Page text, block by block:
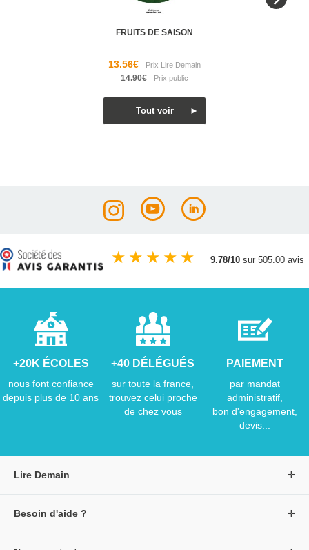
FRUITS DE SAISON
13.56€
14.90€
★ ★ ★ ★ ★ 9.78/10 sur 505.00 avis
+20K ÉCOLES
nous font confiance
depuis plus de 10 ans
+40 DÉLÉGUÉS
sur toute la france,
trouvez celui proche
de chez vous
PAIEMENT
par mandat
administratif,
bon d'engagement,
devis...
Lire Demain
Besoin d'aide ?